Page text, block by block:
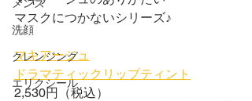
メンズ
洗顔
クレンジング
エリクシール
マスクにつかないシリーズ♪
マキアージュ
ドラマティックリップティント
2,530円（税込）